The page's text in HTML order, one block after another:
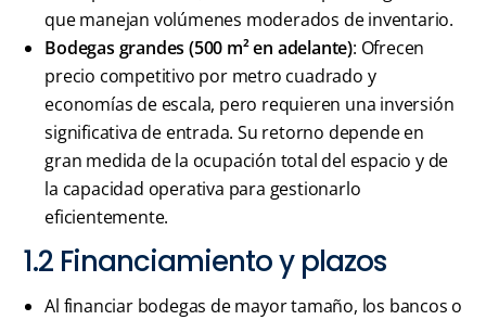
que manejan volúmenes moderados de inventario.
Bodegas grandes (500 m² en adelante): Ofrecen
precio competitivo por metro cuadrado y
economías de escala, pero requieren una inversión
significativa de entrada. Su retorno depende en
gran medida de la ocupación total del espacio y de
la capacidad operativa para gestionarlo
eficientemente.
1.2 Financiamiento y plazos
Al financiar bodegas de mayor tamaño, los bancos o